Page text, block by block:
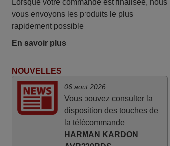
des différentes touches. De plus, elle est
directement utilisable moyennant
l'insertion des 2 piles fournies.
Super Service
Mario,
AUTRICHE
Lorsque votre commande est finalisée, nous
vous envoyons les produits le plus
rapidement possible
En savoir plus
NOUVELLES
06 aout 2026
Vous pouvez consulter la
disposition des touches de
la télécommande
HARMAN KARDON